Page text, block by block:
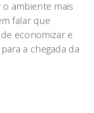
ambiente mais
falar que
economizar e
a chegada da